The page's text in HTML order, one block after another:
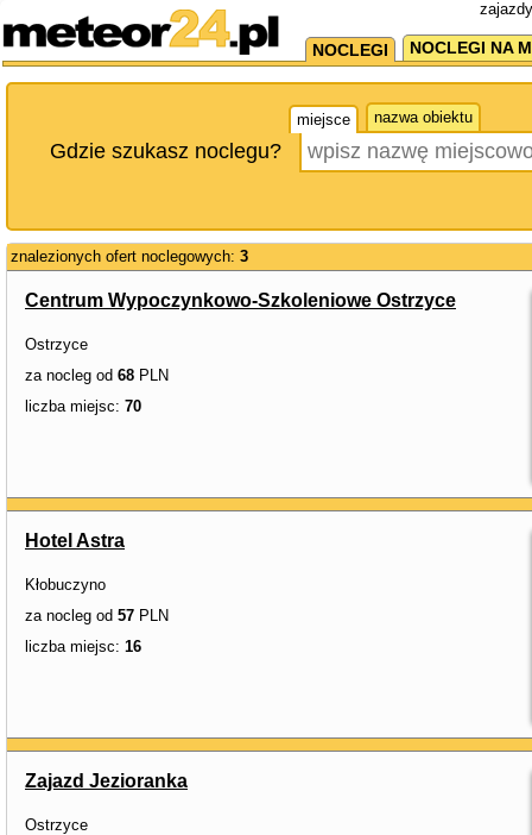
NOCLEGI NOCLEGI NA
miejsce nazwa obiektu
Gdzie szukasz noclegu?
znalezionych ofert noclegowych: 3
Centrum Wypoczynkowo-Szkoleniowe Ostrzyce
Ostrzyce
za nocleg od 68 PLN
liczba miejsc: 70
Hotel Astra
Kłobuczyno
za nocleg od 57 PLN
liczba miejsc: 16
Zajazd Jezioranka
Ostrzyce